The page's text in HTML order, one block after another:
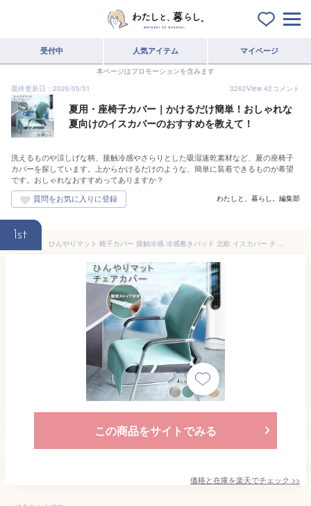
受付中 人気アイテム マイページ
本ページはプロモーションを含みます
最終更新日：2026/05/31
3262View 42コメント
夏用・座椅子カバー｜かけるだけ簡単！おしゃれな
夏向けのイスカバーのおすすめを教えて！
洗えるものや涼しげな柄、接触冷感やさらりとした吸湿速乾素材など、夏の座椅子
カバーを探しています。上からかけるだけのような、簡単に装着できるものが希望
です。おしゃれなおすすめってありますか？
わたしと、暮らし。編集部
1st
ひんやりマット 椅子カバー 接触冷感 冷感敷きパッド 北欧 イスカバー チェアーカバー 座椅子カバー 背もたれ 洗濯可 椅子カバー 洗える 汚れ防止 滑り止め クールマット 冷感マット 夏用マット おしゃれ クール寝具 夏用寝具 犬 ペット 涼感 冷感 ひんやり 4色 送料無料
この商品をサイトでみる
価格と在庫を楽天でチェック >>